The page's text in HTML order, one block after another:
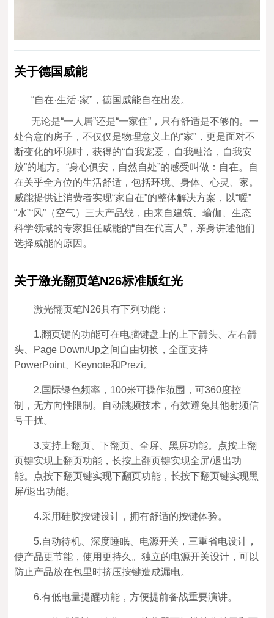
关于德国威能
“自在·生活·家”，德国威能自在出发。
无论是“一人居”还是“一家住”，只有舒适是不够的。一
处合意的房子，不仅仅是物理意义上的“家”，更是面对不
断变化的环境时，获得的“自我宠爱，自我融洽，自我安
放”的地方。“身心俱安，自然自处”的感受叫做：自在。自
在关乎全方位的生活舒适，包括环境、身体、心灵、家。
威能提供让消费者实现“家自在”的整体解决方案，以“暖”
“水”“风”（空气）三大产品线，由来自建筑、瑜伽、生态
科学领域的专家担任威能的“自在代言人”，亲身讲述他们
选择威能的原因。
关于激光翻页笔N26标准版红光
激光翻页笔N26具有下列功能：
1.翻页键的功能可在电脑键盘上的上下箭头、左右箭
头、Page Down/Up之间自由切换，全面支持
PowerPoint、Keynote和Prezi。
2.国际绿色频率，100米可操作范围，可360度控
制，无方向性限制。自动跳频技术，有效避免其他射频信
号干扰。
3.支持上翻页、下翻页、全屏、黑屏功能。点按上翻
页键实现上翻页功能，长按上翻页键实现全屏/退出功
能。点按下翻页键实现下翻页功能，长按下翻页键实现黑
屏/退出功能。
4.采用硅胶按键设计，拥有舒适的按键体验。
5.自动待机、深度睡眠、电源开关，三重省电设计，
使产品更节能，使用更持久。独立的电源开关设计，可以
防止产品放在包里时挤压按键造成漏电。
6.有低电量提醒功能，方便提前备战重要演讲。